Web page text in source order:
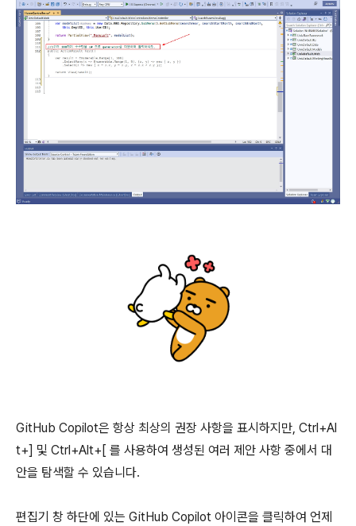
GitHub Copilot은 항상 최상의 권장 사항을 표시하지만, Ctrl+Al
t+] 및 Ctrl+Alt+[ 를 사용하여 생성된 여러 제안 사항 중에서 대
안을 탐색할 수 있습니다.
편집기 창 하단에 있는 GitHub Copilot 아이콘을 클릭하여 언제